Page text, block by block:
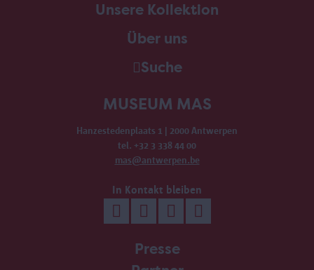
Unsere Kollektion
Über uns
Suche
MUSEUM MAS
Hanzestedenplaats 1 | 2000 Antwerpen
tel. +32 3 338 44 00
mas@antwerpen.be
In Kontakt bleiben
Presse